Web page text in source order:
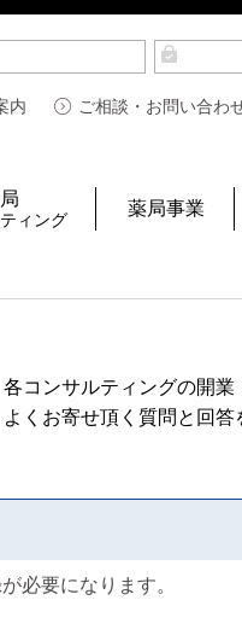
内 ご相談・お問い合わ
ィング
薬局事業
各コンサルティングの開業
よくお寄せ頂く質問と回答
必要になります。